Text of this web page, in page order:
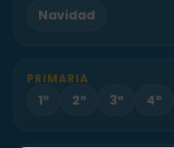
Navidad
PRIMARIA
1º 2º 3º 4º